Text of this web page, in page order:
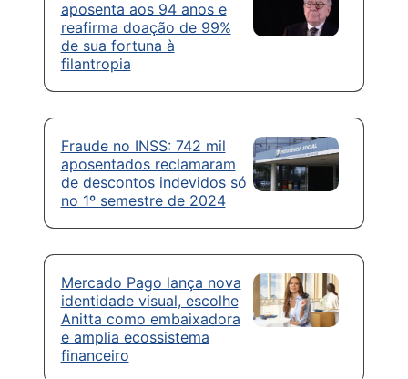
aposenta aos 94 anos e
reafirma doação de 99%
de sua fortuna à
filantropia
Fraude no INSS: 742 mil
aposentados reclamaram
de descontos indevidos só
no 1º semestre de 2024
Mercado Pago lança nova
identidade visual, escolhe
Anitta como embaixadora
e amplia ecossistema
financeiro